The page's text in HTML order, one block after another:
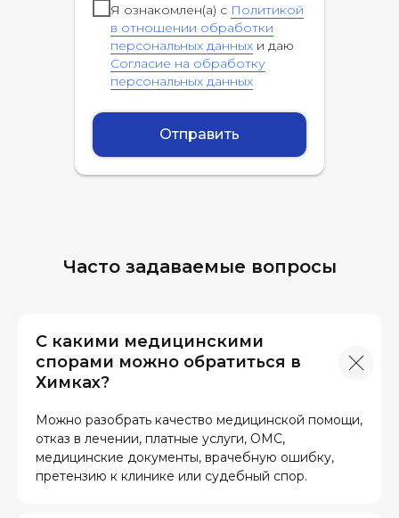
Я ознакомлен(а) с Политикой
в отношении обработки
персональных данных и даю
Согласие на обработку
персональных данных
Отправить
Часто задаваемые вопросы
С какими медицинскими
спорами можно обратиться в
Химках?
Можно разобрать качество медицинской помощи,
отказ в лечении, платные услуги, ОМС,
медицинские документы, врачебную ошибку,
претензию к клинике или судебный спор.